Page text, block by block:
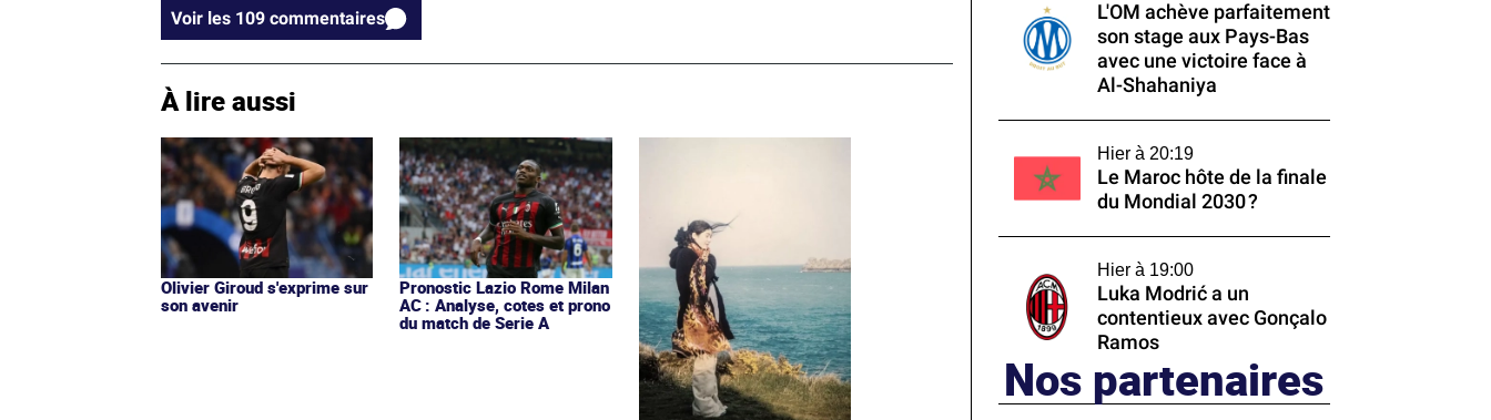
Voir les 109 commentaires
À lire aussi
Olivier Giroud s'exprime sur
son avenir
Pronostic Lazio Rome Milan
AC : Analyse, cotes et prono
du match de Serie A
L'OM achève parfaitement
son stage aux Pays-Bas
avec une victoire face à
Al-Shahaniya
Hier à 20:19
Le Maroc hôte de la finale
du Mondial 2030 ?
Hier à 19:00
Luka Modrić a un
contentieux avec Gonçalo
Ramos
Nos partenaires